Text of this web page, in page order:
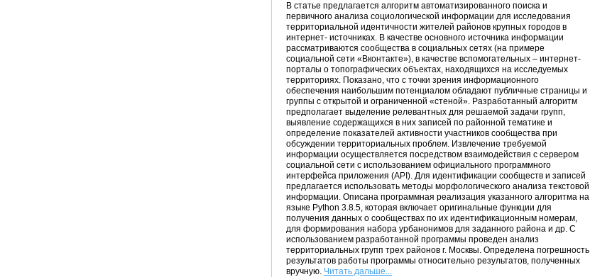
В статье предлагается алгоритм автоматизированного поиска и
первичного анализа социологической информации для исследования
территориальной идентичности жителей районов крупных городов в
интернет- источниках. В качестве основного источника информации
рассматриваются сообщества в социальных сетях (на примере
социальной сети «Вконтакте»), в качестве вспомогательных – интернет-
порталы о топографических объектах, находящихся на исследуемых
территориях. Показано, что с точки зрения информационного
обеспечения наибольшим потенциалом обладают публичные страницы и
группы с открытой и ограниченной «стеной». Разработанный алгоритм
предполагает выделение релевантных для решаемой задачи групп,
выявление содержащихся в них записей по районной тематике и
определение показателей активности участников сообщества при
обсуждении территориальных проблем. Извлечение требуемой
информации осуществляется посредством взаимодействия с сервером
социальной сети с использованием официального программного
интерфейса приложения (API). Для идентификации сообществ и записей
предлагается использовать методы морфологического анализа текстовой
информации. Описана программная реализация указанного алгоритма на
языке Python 3.8.5, которая включает оригинальные функции для
получения данных о сообществах по их идентификационным номерам,
для формирования набора урбанонимов для заданного района и др. С
использованием разработанной программы проведен анализ
территориальных групп трех районов г. Москвы. Определена погрешность
результатов работы программы относительно результатов, полученных
вручную. Читать дальше...